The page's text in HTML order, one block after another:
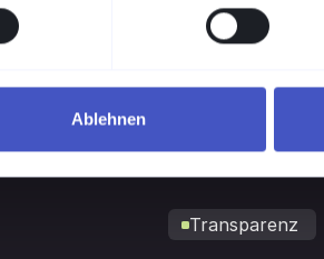
Ablehnen
Transparenz